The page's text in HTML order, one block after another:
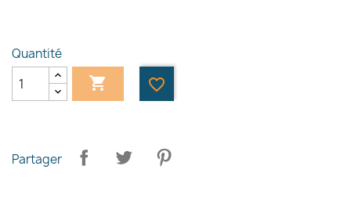
Quantité
 favorite_border
Partager